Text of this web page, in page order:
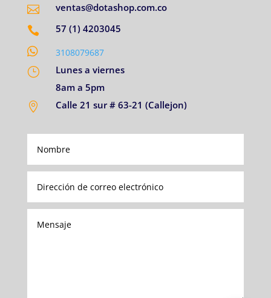

ventas@dotashop.com.co

57 (1) 4203045
 3108079687
}
Lunes a viernes
8am a 5pm

Calle 21 sur # 63-21 (Callejon)